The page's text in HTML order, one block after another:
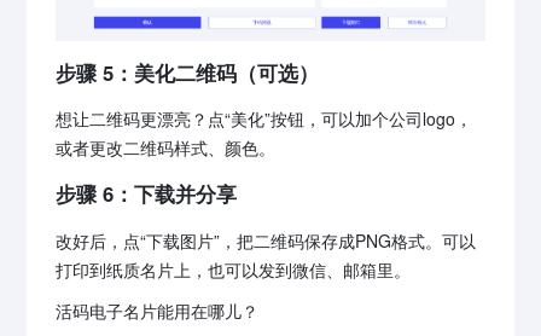
步骤 5：美化二维码（可选）
想让二维码更漂亮？点“美化”按钮，可以加个公司logo，
或者更改二维码样式、颜色。
步骤 6：下载并分享
改好后，点“下载图片”，把二维码保存成PNG格式。可以
打印到纸质名片上，也可以发到微信、邮箱里。
活码电子名片能用在哪儿？